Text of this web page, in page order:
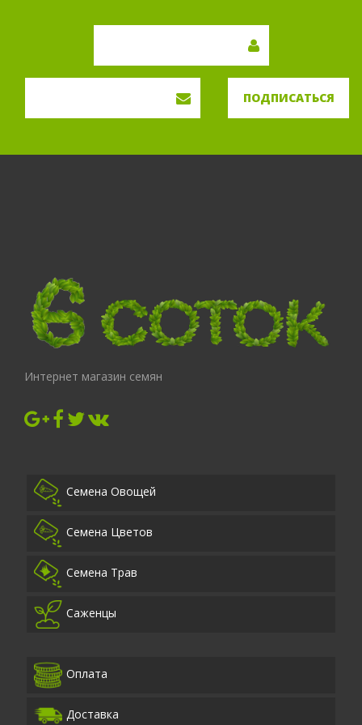
ПОДПИСАТЬСЯ
Интернет магазин семян
Семена Овощей
Семена Цветов
Семена Трав
Саженцы
Оплата
Доставка